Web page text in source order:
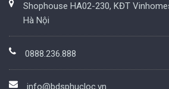
Shophouse HA02-230, KĐT
Hà Nội
0888.236.888
info@bdsphucloc.vn